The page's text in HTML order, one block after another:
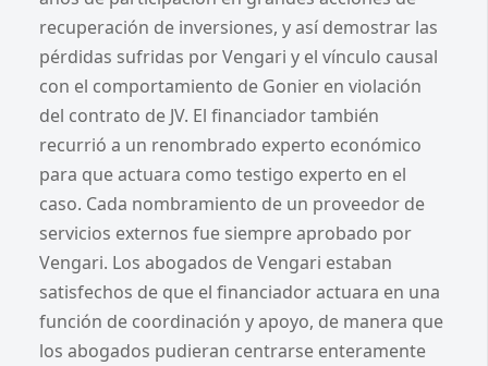
recuperación de inversiones, y así demostrar las
pérdidas sufridas por Vengari y el vínculo causal
con el comportamiento de Gonier en violación
del contrato de JV. El financiador también
recurrió a un renombrado experto económico
para que actuara como testigo experto en el
caso. Cada nombramiento de un proveedor de
servicios externos fue siempre aprobado por
Vengari. Los abogados de Vengari estaban
satisfechos de que el financiador actuara en una
función de coordinación y apoyo, de manera que
los abogados pudieran centrarse enteramente